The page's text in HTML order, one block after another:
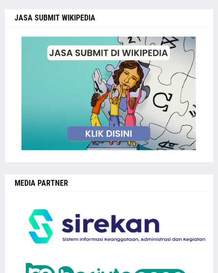
JASA SUBMIT WIKIPEDIA
MEDIA PARTNER